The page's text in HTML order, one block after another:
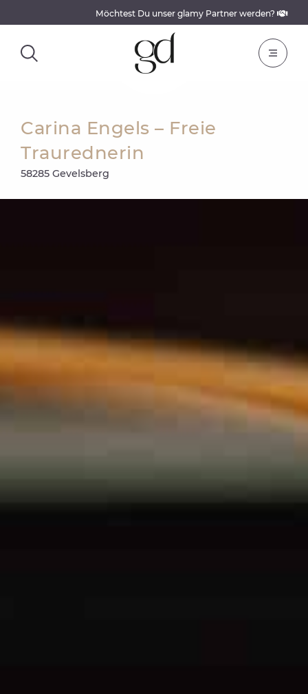
Möchtest Du unser glamy Partner werden?
Carina Engels – Freie
Traurednerin
58285 Gevelsberg